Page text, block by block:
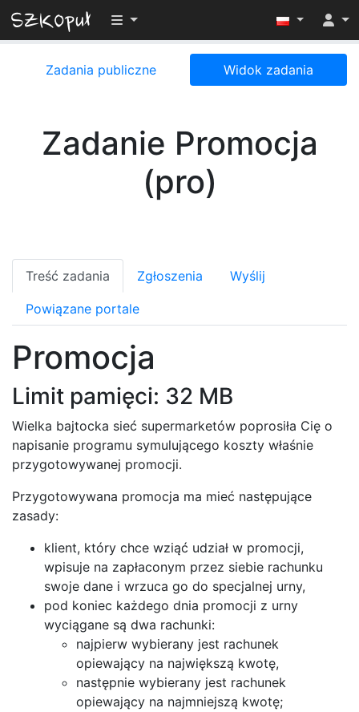
Przełącz widoczność menu
Zadania publiczne Widok zadania
Zadanie Promocja
(pro)
Treść zadania Zgłoszenia Wyślij
Powiązane portale
Promocja
Limit pamięci: 32 MB
Wielka bajtocka sieć supermarketów poprosiła Cię o
napisanie programu symulującego koszty właśnie
przygotowywanej promocji.
Przygotowywana promocja ma mieć następujące
zasady:
klient, który chce wziąć udział w promocji,
wpisuje na zapłaconym przez siebie rachunku
swoje dane i wrzuca go do specjalnej urny,
pod koniec każdego dnia promocji z urny
wyciągane są dwa rachunki:
najpierw wybierany jest rachunek
opiewający na największą kwotę,
następnie wybierany jest rachunek
opiewający na najmniejszą kwotę;